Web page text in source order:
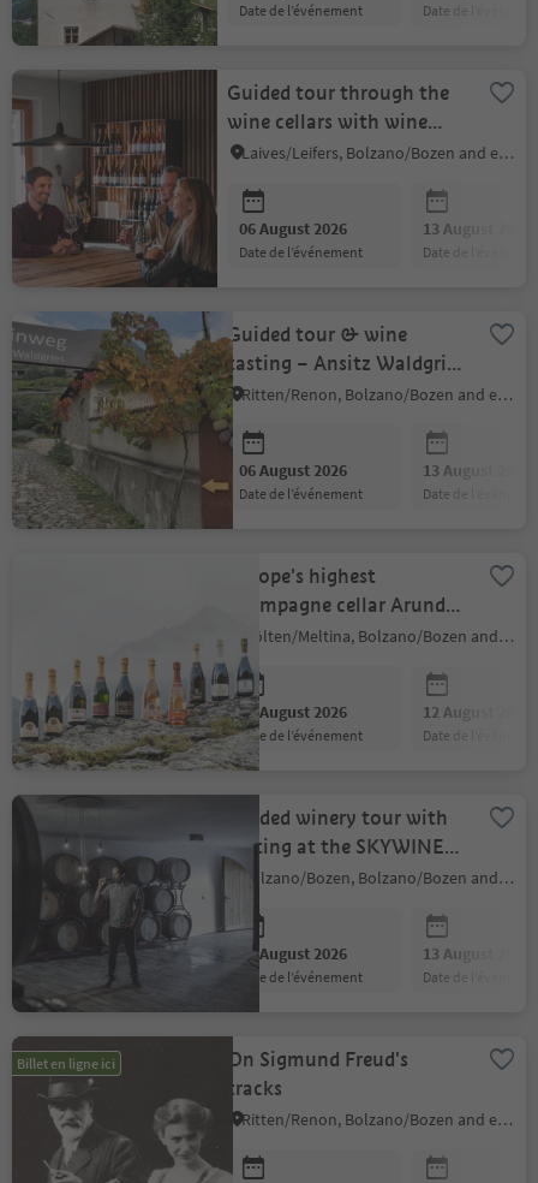
date de l’événement date de
Guided tour through the
wine cellars with wine
tasting (German/Italian)
Laives/Leifers, Bolzano/Bozen and environs
06 August 2026
date de l’événement
13 August 2026
date de
Guided tour & wine
tasting – Ansitz Waldgries
Manor (1242)
Ritten/Renon, Bolzano/Bozen and environs
06 August 2026
date de l’événement
13 August 2026
date de
Europe's highest
champagne cellar Arunda:
Produce tasting guided by
experts
Mölten/Meltina, Bolzano/Bozen and environs
06 August 2026
date de l’événement
12 August 2026
date de
Guided winery tour with
tasting at the SKYWINE
PAVILLON
Bolzano/Bozen, Bolzano/Bozen and environs
06 August 2026
date de l’événement
13 August 2026
date de
Billet en ligne ici
On Sigmund Freud's
tracks
Ritten/Renon, Bolzano/Bozen and environs